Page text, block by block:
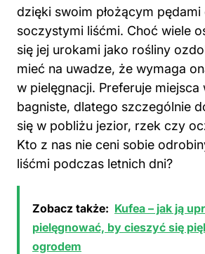
dzięki swoim płożącym pędami
soczystymi liśćmi. Choć wiele
się jej urokami jako rośliny
mieć na uwadze, że wymaga
w pielęgnacji. Preferuje miejsca
bagniste, dlatego szczególnie
się w pobliżu jezior, rzek czy
Kto z nas nie ceni sobie
liśćmi podczas letnich dni?
Zobacz także: Kufea – jak ją
pielęgnować, by cieszyć się
ogrodem